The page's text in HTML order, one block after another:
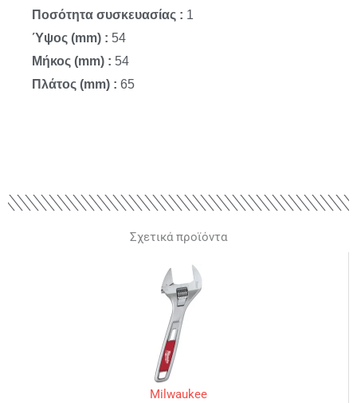
Ποσότητα συσκευασίας : 1
Ύψος (mm) : 54
Μήκος (mm) : 54
Πλάτος (mm) : 65
Σχετικά προϊόντα
Milwaukee